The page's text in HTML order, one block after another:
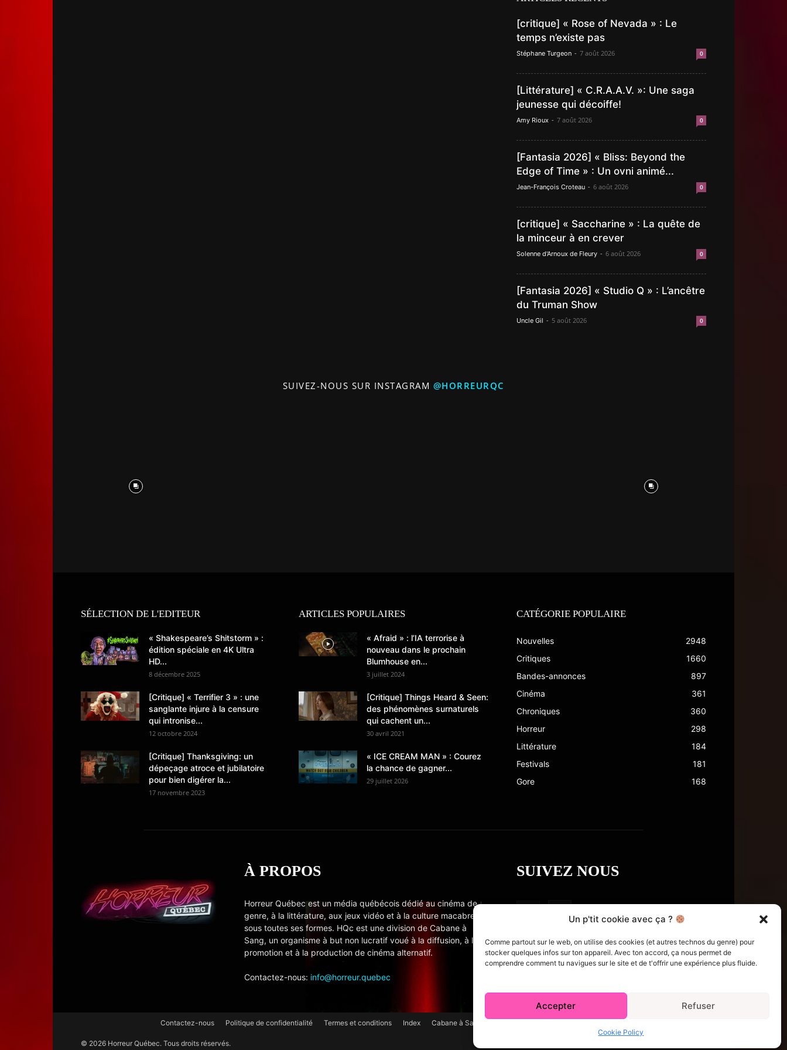
Un p'tit cookie avec ça ?
Comme partout sur le web, on utilise des cookies (et autres technos du genre) pour
stocker quelques infos sur ton appareil. Avec ton accord, ça nous permet de
comprendre comment tu navigues sur le site et de t'offrir une expérience plus fluide.
Accepter Refuser
Cookie Policy
[critique] « Rose of Nevada » : Le
temps n’existe pas
Stéphane Turgeon - 7 août 2026 0
[Littérature] « C.R.A.A.V. »: Une saga
jeunesse qui décoiffe!
Amy Rioux - 7 août 2026 0
[Fantasia 2026] « Bliss: Beyond the
Edge of Time » : Un ovni animé...
Jean-François Croteau - 6 août 2026 0
[critique] « Saccharine » : La quête de
la minceur à en crever
Solenne d'Arnoux de Fleury - 6 août 2026 0
[Fantasia 2026] « Studio Q » : L’ancêtre
du Truman Show
Uncle Gil - 5 août 2026 0
SUIVEZ-NOUS SUR INSTAGRAM @HORREURQC
SÉLECTION DE L'EDITEUR
« Shakespeare’s Shitstorm » :
édition spéciale en 4K Ultra
HD...
8 décembre 2025
[Critique] « Terrifier 3 » : une
sanglante injure à la censure
qui intronise...
12 octobre 2024
[Critique] Thanksgiving: un
dépeçage atroce et jubilatoire
pour bien digérer la...
17 novembre 2023
ARTICLES POPULAIRES
« Afraid » : l’IA terrorise à
nouveau dans le prochain
Blumhouse en...
3 juillet 2024
[Critique] Things Heard & Seen:
des phénomènes surnaturels
qui cachent un...
30 avril 2021
« ICE CREAM MAN » : Courez
la chance de gagner...
29 juillet 2026
CATÉGORIE POPULAIRE
Nouvelles
2948
Critiques
1660
Bandes-annonces
897
Cinéma
361
Chroniques
360
Horreur
298
Littérature
184
Festivals
181
Gore
168
À PROPOS
Horreur Québec est un média québécois dédié au cinéma de
genre, à la littérature, aux jeux vidéo et à la culture macabre
sous toutes ses formes. HQc est une division de Cabane à
Sang, un organisme à but non lucratif voué à la diffusion, à la
promotion et à la production de cinéma alternatif.
Contactez-nous: info@horreur.quebec
SUIVEZ NOUS
Contactez-nous Politique de confidentialité Termes et conditions Index Cabane à Sang TV
© 2026 Horreur Québec. Tous droits réservés.